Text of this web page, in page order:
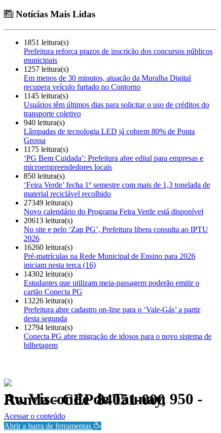
Notícias Mais Lidas
1851 leitura(s)
Prefeitura reforça prazos de inscrição dos concursos públicos
municipais
1257 leitura(s)
Em menos de 30 minutos, atuação da Muralha Digital
recupera veículo furtado no Contorno
1145 leitura(s)
Usuários têm últimos dias para solicitar o uso de créditos do
transporte coletivo
940 leitura(s)
Lâmpadas de tecnologia LED já cobrem 80% de Ponta
Grossa
1175 leitura(s)
‘PG Bem Cuidada’: Prefeitura abre edital para empresas e
microempreendedores locais
850 leitura(s)
‘Feira Verde’ fecha 1º semestre com mais de 1,3 tonelada de
material reciclável recolhido
27349 leitura(s)
Novo calendário do Programa Feira Verde está disponível
20613 leitura(s)
No site e pelo ‘Zap PG’, Prefeitura libera consulta ao IPTU
2026
16260 leitura(s)
Pré-matrículas na Rede Municipal de Ensino para 2026
iniciam nesta terça (16)
14302 leitura(s)
Estudantes que utilizam meia-passagem poderão emitir o
cartão Conecta PG
13226 leitura(s)
Prefeitura abre cadastro on-line para o ‘Vale-Gás’ a partir
desta segunda
12794 leitura(s)
Conecta PG abre migração de idosos para o novo sistema de
bilhetagem
Av. Visconde de Taunay, 950 - Ronda - CEP 84051-000
Política de Privacidade.
Acessar o conteúdo
Abrir a barra de ferramentas